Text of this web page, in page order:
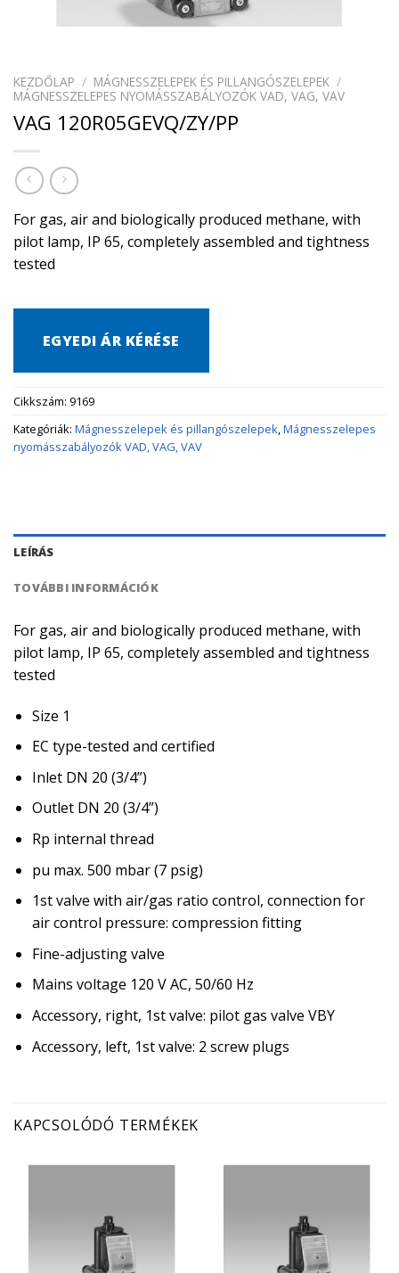
KEZDŐLAP / MÁGNESSZELEPEK ÉS PILLANGÓSZELEPEK /
MÁGNESSZELEPES NYOMÁSSZABÁLYOZÓK VAD, VAG, VAV
VAG 120R05GEVQ/ZY/PP
For gas, air and biologically produced methane, with
pilot lamp, IP 65, completely assembled and tightness
tested
EGYEDI ÁR KÉRÉSE
Cikkszám: 9169
Kategóriák: Mágnesszelepek és pillangószelepek,Mágnesszelepes
nyomásszabályozók VAD, VAG, VAV
LEÍRÁS
TOVÁBBI INFORMÁCIÓK
For gas, air and biologically produced methane, with
pilot lamp, IP 65, completely assembled and tightness
tested
Size 1
EC type-tested and certified
Inlet DN 20 (3/4”)
Outlet DN 20 (3/4”)
Rp internal thread
pu max. 500 mbar (7 psig)
1st valve with air/gas ratio control, connection for
air control pressure: compression fitting
Fine-adjusting valve
Mains voltage 120 V AC, 50/60 Hz
Accessory, right, 1st valve: pilot gas valve VBY
Accessory, left, 1st valve: 2 screw plugs
KAPCSOLÓDÓ TERMÉKEK